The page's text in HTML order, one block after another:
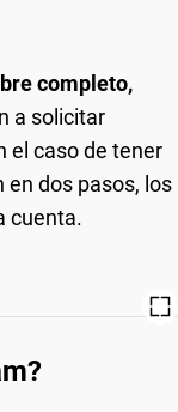
completo,
a solicitar
el caso de tener
dos pasos, los
cuenta.